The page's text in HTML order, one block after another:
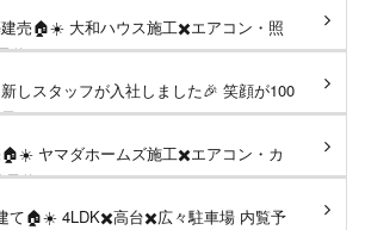
売🏠☀️ 大和ハウス施工✖️エアコン・照
約可...
しスタッフが入社しました🎉 笑顔が100
』さ...
ヤマダホームズ施工✖️エアコン・カ
予約可...
て🏠☀️ 4LDK✖️高台✖️広々駐車場 内覧予